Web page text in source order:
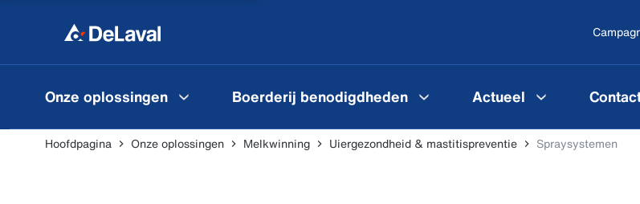
Onze oplossingen Boerderij benodigdheden Actueel
Hoofdpagina Onze oplossingen Melkwinning Uiergezondheid & mastitispreventie Spraysystemen